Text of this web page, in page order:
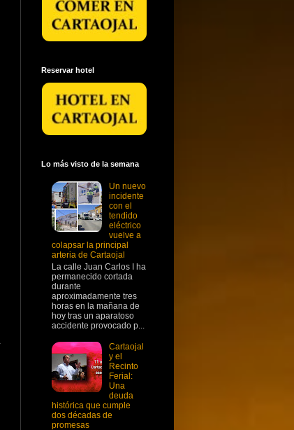
Reservar hotel
Lo más visto de la semana
Un nuevo
incidente
con el
tendido
eléctrico
vuelve a
colapsar la principal
arteria de Cartaojal
La calle Juan Carlos I ha
permanecido cortada
durante
aproximadamente tres
horas en la mañana de
hoy tras un aparatoso
accidente provocado p...
Cartaojal
y el
Recinto
Ferial:
Una
deuda
histórica que cumple
dos décadas de
promesas